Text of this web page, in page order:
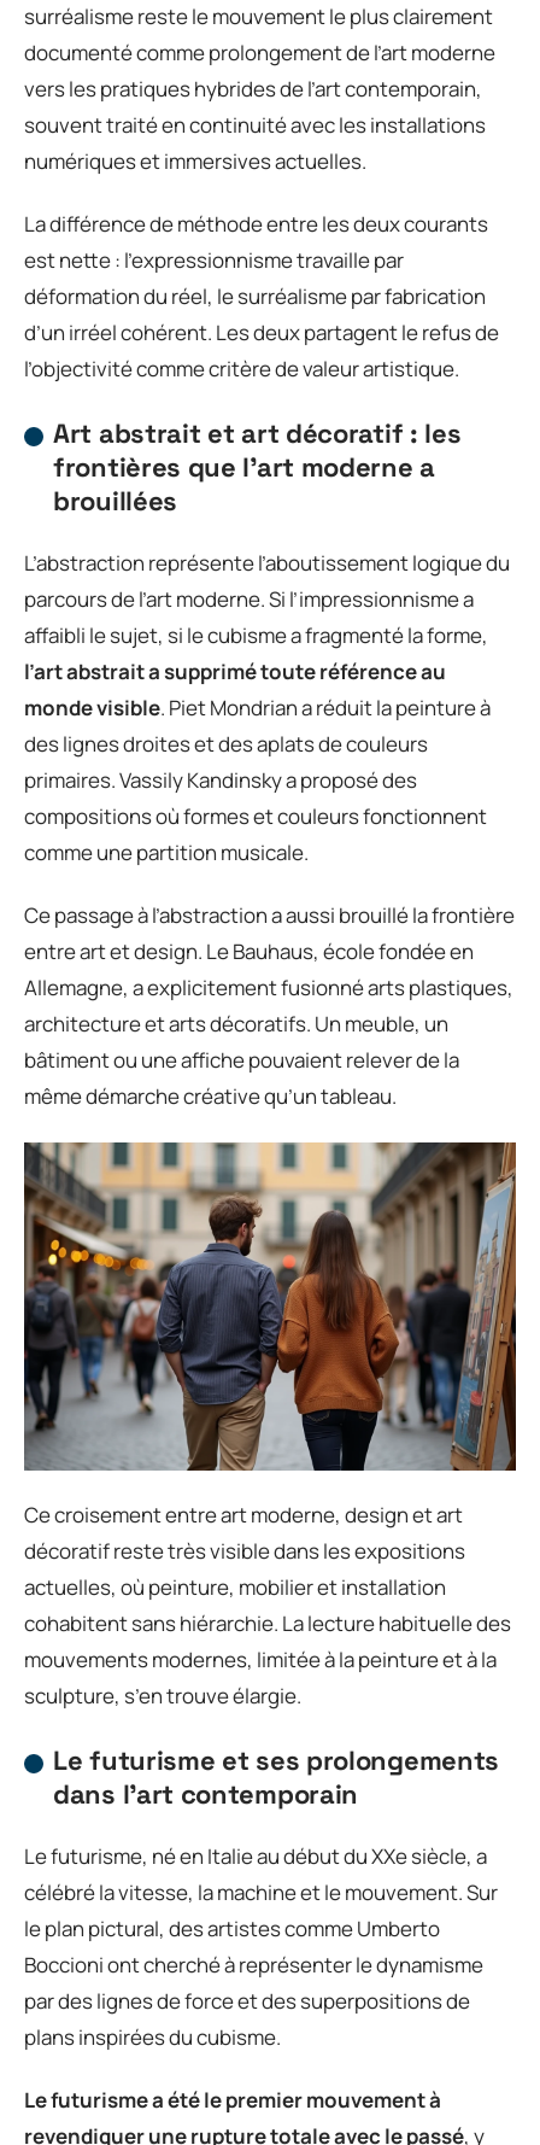
surréalisme reste le mouvement le plus clairement
documenté comme prolongement de l’art moderne
vers les pratiques hybrides de l’art contemporain,
souvent traité en continuité avec les installations
numériques et immersives actuelles.
La différence de méthode entre les deux courants
est nette : l’expressionnisme travaille par
déformation du réel, le surréalisme par fabrication
d’un irréel cohérent. Les deux partagent le refus de
l’objectivité comme critère de valeur artistique.
Art abstrait et art décoratif : les
frontières que l’art moderne a
brouillées
L’abstraction représente l’aboutissement logique du
parcours de l’art moderne. Si l’impressionnisme a
affaibli le sujet, si le cubisme a fragmenté la forme,
l’art abstrait a supprimé toute référence au
monde visible. Piet Mondrian a réduit la peinture à
des lignes droites et des aplats de couleurs
primaires. Vassily Kandinsky a proposé des
compositions où formes et couleurs fonctionnent
comme une partition musicale.
Ce passage à l’abstraction a aussi brouillé la frontière
entre art et design. Le Bauhaus, école fondée en
Allemagne, a explicitement fusionné arts plastiques,
architecture et arts décoratifs. Un meuble, un
bâtiment ou une affiche pouvaient relever de la
même démarche créative qu’un tableau.
Ce croisement entre art moderne, design et art
décoratif reste très visible dans les expositions
actuelles, où peinture, mobilier et installation
cohabitent sans hiérarchie. La lecture habituelle des
mouvements modernes, limitée à la peinture et à la
sculpture, s’en trouve élargie.
Le futurisme et ses prolongements
dans l’art contemporain
Le futurisme, né en Italie au début du XXe siècle, a
célébré la vitesse, la machine et le mouvement. Sur
le plan pictural, des artistes comme Umberto
Boccioni ont cherché à représenter le dynamisme
par des lignes de force et des superpositions de
plans inspirées du cubisme.
Le futurisme a été le premier mouvement à
revendiquer une rupture totale avec le passé, y